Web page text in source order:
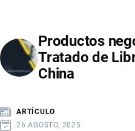
ECUADOR:
ESTADÍSTICAS,
MERCADOS
DEL
Productos
Tratado de
China
ARTÍCULO
26 AGOSTO, 2025